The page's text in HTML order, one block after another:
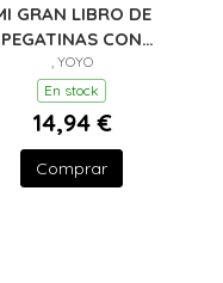
GRAN LIBRO DE
PEGATINAS CON
TEXTURA. LA
GRANJA
, YOYO
En stock
14,94 €
Comprar